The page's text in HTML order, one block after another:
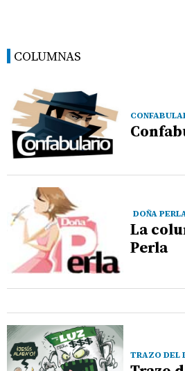
COLUMNAS
DOÑA
La
Perla
TRAZO DEL